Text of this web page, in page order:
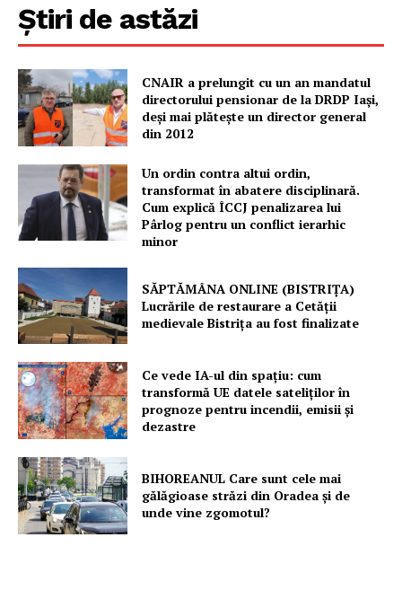
Despre noi / Echipa
Proiecte editoriale
Contact
Știri de astăzi
CNAIR a prelungit cu un an mandatul
directorului pensionar de la DRDP Iași,
deși mai plătește un director general
din 2012
Un ordin contra altui ordin,
transformat în abatere disciplinară.
Cum explică ÎCCJ penalizarea lui
Pârlog pentru un conflict ierarhic
minor
SĂPTĂMÂNA ONLINE (BISTRIȚA)
Lucrările de restaurare a Cetăţii
medievale Bistriţa au fost finalizate
Ce vede IA-ul din spațiu: cum
transformă UE datele sateliților în
prognoze pentru incendii, emisii și
dezastre
BIHOREANUL Care sunt cele mai
gălăgioase străzi din Oradea și de
unde vine zgomotul?